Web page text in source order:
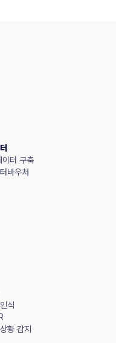
이터 구축
바우처
식
황 감지